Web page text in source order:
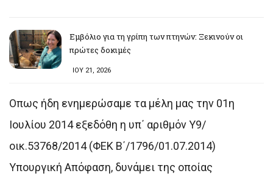
Εμβόλιο για τη γρίπη των πτηνών: Ξεκινούν οι
πρώτες δοκιμές
ΙΟΥ 21, 2026
Οπως ήδη ενημερώσαμε τα μέλη μας την 01η
Ιουλίου 2014 εξεδόθη η υπ΄ αριθμόν Υ9/
οικ.53768/2014 (ΦΕΚ Β΄/1796/01.07.2014)
Υπουργική Απόφαση, δυνάμει της οποίας